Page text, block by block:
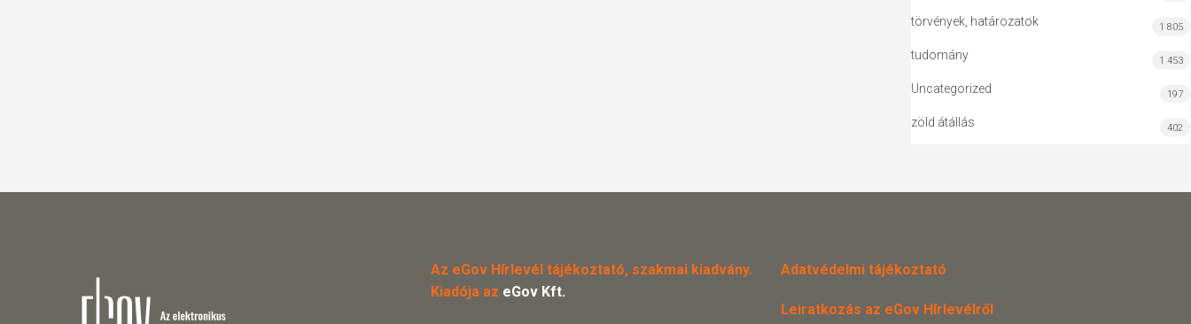
törvények, határozatok 1 805
tudomány 1 453
Uncategorized 197
zöld átállás 402
Az eGov Hírlevél tájékoztató, szakmai kiadvány.
Kiadója az eGov Kft.
Adatvédelmi tájékoztató
Leiratkozás az eGov Hírlevélről